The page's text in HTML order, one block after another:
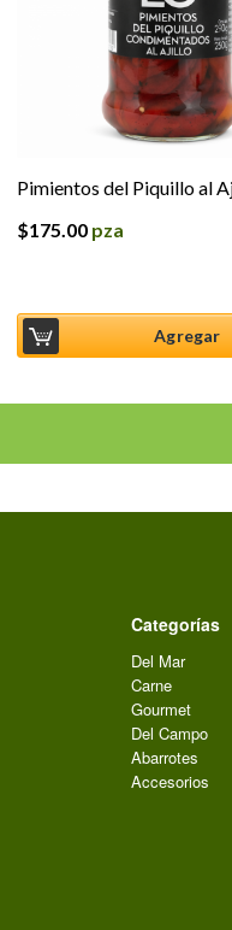
Pimientos del Piquillo al
$175.00 pza
Agregar
Categorías
Del Mar
Carne
Gourmet
Del Campo
Abarrotes
Accesorios